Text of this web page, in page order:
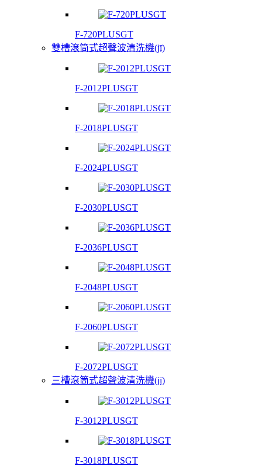
F-720PLUSGT
雙槽滾筒式超聲波清洗機(jī)
F-2012PLUSGT
F-2018PLUSGT
F-2024PLUSGT
F-2030PLUSGT
F-2036PLUSGT
F-2048PLUSGT
F-2060PLUSGT
F-2072PLUSGT
三槽滾筒式超聲波清洗機(jī)
F-3012PLUSGT
F-3018PLUSGT